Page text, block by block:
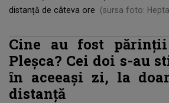
distanță de câteva ore
(sursa foto:
Cine au fost
Pleșca? Cei doi s-au
în aceeași zi, la
distanță